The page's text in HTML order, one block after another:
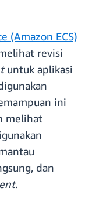
(Amazon ECS)
revisi
untuk aplikasi
ini
melihat
dan
.